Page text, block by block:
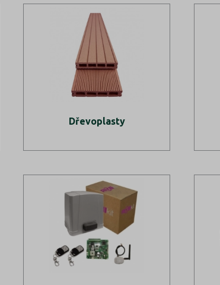
Dřevoplasty